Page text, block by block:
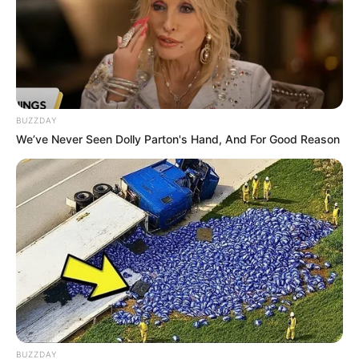
répétition, car il travaille sur une affaire
importante. Luna pense immédiatement qu’il
s’agit d’Alexis et lui révèle que celui-ci comptait
quitter Marseille, mais qu’Emma l’a convaincu de
rester. Idriss lui apprend alors qu’Alexis est lié à
une personne activement recherchée par le
commissariat. Luna lui remet ensuite la
biographie qu’elle a rédigée sur Alexis.
LIRE AUSSI
Plus belle la vie : le verdict tombe
Plus belle la vie : coup de théâtre confirmé !
Giá vàng đang tăng mạnh trong năm 2026 —
Các nhà giao dịch thông minh đã tham giaIC|
BUZZDAY
We’ve Never Seen Dolly Parton's Hand, And For Good Reason
BUZZDAY